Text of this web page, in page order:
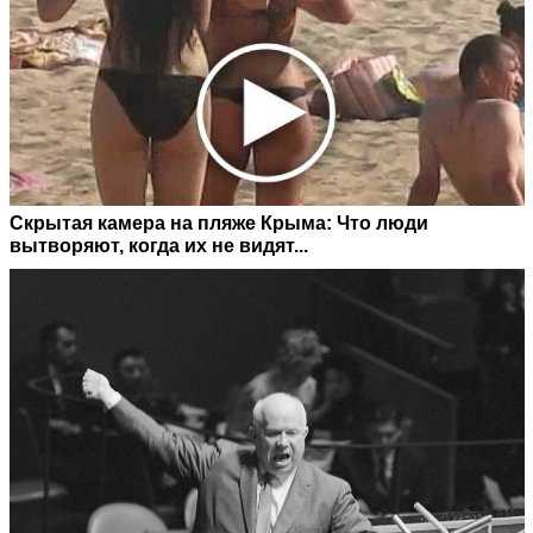
Скрытая камера на пляже Крыма: Что люди
вытворяют, когда их не видят...